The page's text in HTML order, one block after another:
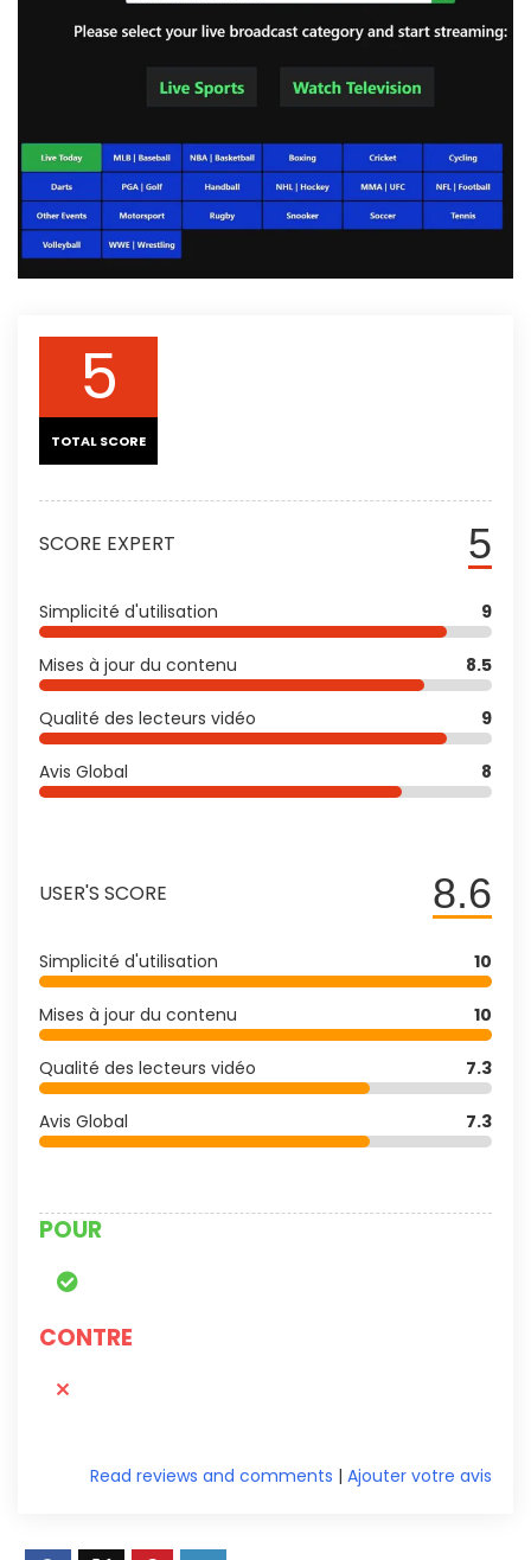
5
TOTAL SCORE
5
SCORE EXPERT
Simplicité d'utilisation 9
Mises à jour du contenu 8.5
Qualité des lecteurs vidéo 9
Avis Global 8
8.6
USER'S SCORE
Simplicité d'utilisation 10
Mises à jour du contenu 10
Qualité des lecteurs vidéo 7.3
Avis Global 7.3
POUR
CONTRE
Ajouter votre avis
|
Read reviews and comments